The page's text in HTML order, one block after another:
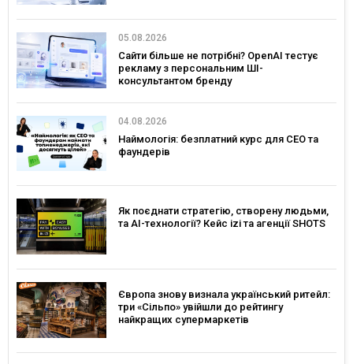
05.08.2026
Сайти більше не потрібні? OpenAI тестує
рекламу з персональним ШІ-
консультантом бренду
04.08.2026
Наймологія: безплатний курс для CEO та
фаундерів
Як поєднати стратегію, створену людьми,
та AI-технології? Кейс izi та агенції SHOTS
Європа знову визнала український ритейл:
три «Сільпо» увійшли до рейтингу
найкращих супермаркетів